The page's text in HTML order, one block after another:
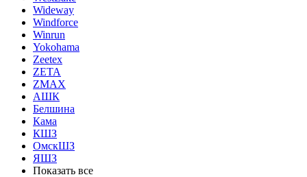
Wideway
Windforce
Winrun
Yokohama
Zeetex
ZETA
ZMAX
АШК
Белшина
Кама
КШЗ
ОмскШЗ
ЯШЗ
Показать все